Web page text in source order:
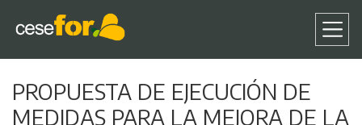
al
contenido
PROPUESTA DE EJECUCIÓN DE
MEDIDAS PARA LA MEJORA DE LA